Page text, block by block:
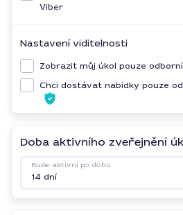
Viber
Nastavení viditelnosti
Zobrazit můj úkol pouze
Chci dostávat nabídky pouze
Doba aktivního zveřejnění
Bude aktivní po dobu
14 dní